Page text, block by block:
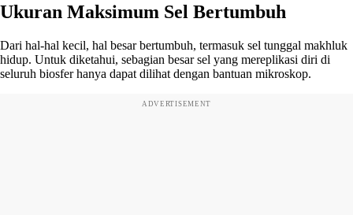
Ukuran Maksimum Sel Bertumbuh
Dari hal-hal kecil, hal besar bertumbuh, termasuk sel tunggal makhluk
hidup. Untuk diketahui, sebagian besar sel yang mereplikasi diri di
seluruh biosfer hanya dapat dilihat dengan bantuan mikroskop.
ADVERTISEMENT